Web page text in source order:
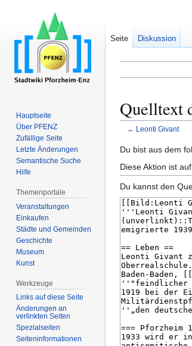
Quelltext
← Leonti Givant
Zur
Navigation
springen
Zur
Suche
springen
Du bist aus dem
Diese Aktion ist
Du kannst den
Seite Diskussion
Hauptseite
Über PFENZ
Zufällige Seite
Letzte Änderungen
Semantische Suche
Hilfe
Themenportale
Veranstaltungen
Einkaufen
Städte und Gemeinden
Geschichte
Museum
Kunst
Werkzeuge
Links auf diese Seite
Änderungen an
verlinkten Seiten
Spezialseiten
Seiten­­informationen